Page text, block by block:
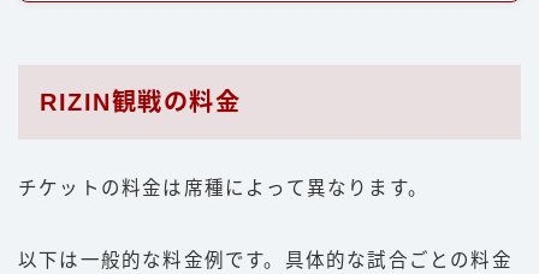
RIZIN観戦の料金
チケットの料金は席種によって異なります。
以下は一般的な料金例です。具体的な試合ごとの料金